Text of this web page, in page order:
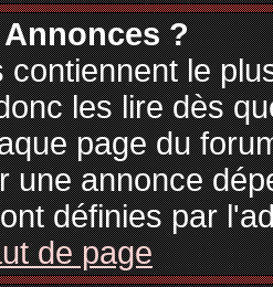
?
contiennent le
les lire dès
page du
une annonce
définies par
de page